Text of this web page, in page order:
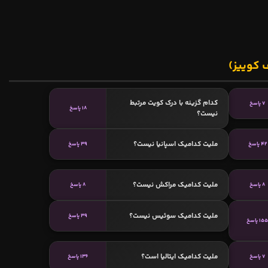
کوییز)
7 پاسخ
کدام گزینه با درک کویت مرتبط
نیست؟
18 پاسخ
42 پاسخ ملیت کدامیک اسپانیا نیست؟ 39 پاسخ
8 پاسخ ملیت کدامیک مراکش نیست؟ 8 پاسخ
155 پاسخ ملیت کدامیک سوئیس نیست؟ 39 پاسخ
7 پاسخ ملیت کدامیک ایتالیا است؟ 136 پاسخ